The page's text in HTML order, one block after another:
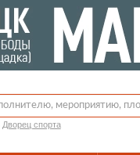
Дворец спорта